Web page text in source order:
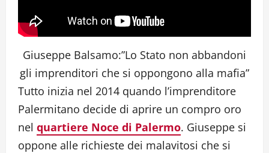
Giuseppe Balsamo:”Lo Stato non abbandoni
gli imprenditori che si oppongono alla mafia”
Tutto inizia nel 2014 quando l’imprenditore
Palermitano decide di aprire un compro oro
nel quartiere Noce di Palermo. Giuseppe si
oppone alle richieste dei malavitosi che si